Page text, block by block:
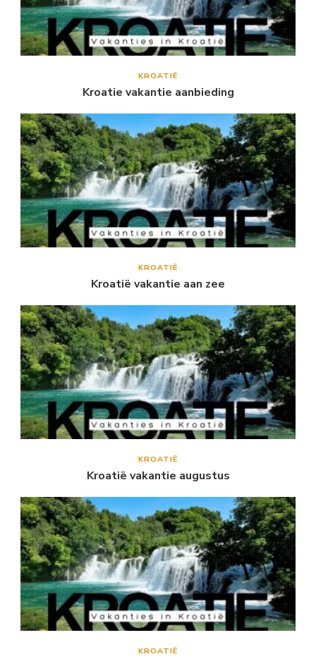
KROATIË
Kroatie vakantie aanbieding
KROATIË
Kroatië vakantie aan zee
KROATIË
Kroatië vakantie augustus
KROATIË